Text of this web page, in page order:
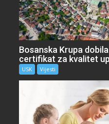
Bosanska Krupa
certifikat za kvalitet
USK Vijesti